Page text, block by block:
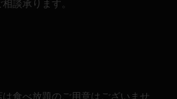
談承ります。
は食べ放題のご用意はございませ